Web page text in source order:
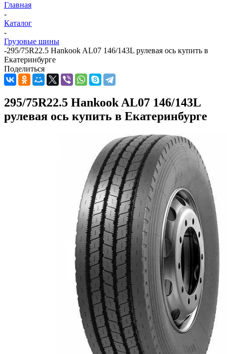
Главная
-
Каталог
-
Грузовые шины
-295/75R22.5 Hankook AL07 146/143L рулевая ось купить в
Екатеринбурге
Поделиться
295/75R22.5 Hankook AL07 146/143L
рулевая ось купить в Екатеринбурге